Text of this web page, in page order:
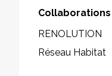
Collaborations
RENOLUTION
Réseau Habitat